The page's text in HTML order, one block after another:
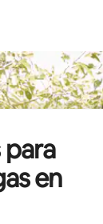
en